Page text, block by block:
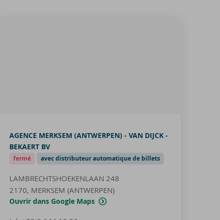
AGENCE MERKSEM (ANTWERPEN) - VAN DIJCK -
BEKAERT BV
fermé avec distributeur automatique de billets
LAMBRECHTSHOEKENLAAN 248
2170, MERKSEM (ANTWERPEN)
Ouvrir dans Google Maps